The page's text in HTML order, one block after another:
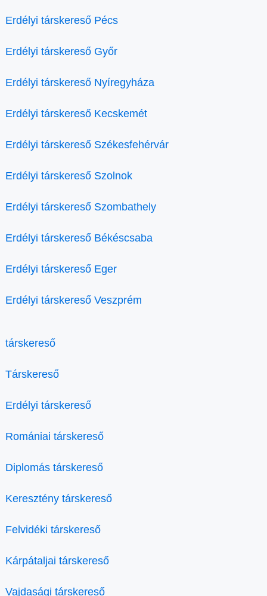
Erdélyi társkereső Pécs
Erdélyi társkereső Győr
Erdélyi társkereső Nyíregyháza
Erdélyi társkereső Kecskemét
Erdélyi társkereső Székesfehérvár
Erdélyi társkereső Szolnok
Erdélyi társkereső Szombathely
Erdélyi társkereső Békéscsaba
Erdélyi társkereső Eger
Erdélyi társkereső Veszprém
társkereső
Társkereső
Erdélyi társkereső
Romániai társkereső
Diplomás társkereső
Keresztény társkereső
Felvidéki társkereső
Kárpátaljai társkereső
Vajdasági társkereső